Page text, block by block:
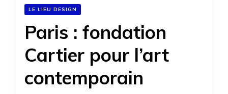
LE LIEU DESIGN
Paris : fondation
Cartier pour l’art
contemporain